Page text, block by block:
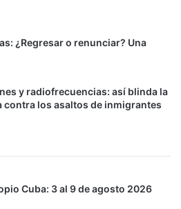
¿Regresar o renunciar? Una
y radiofrecuencias: así blinda la
contra los asaltos de inmigrantes
Cuba: 3 al 9 de agosto 2026